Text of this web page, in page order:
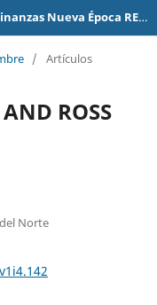
Revista Mexicana de Economía y Finanzas Nueva Época REMEF (The Mexican Journal of Economics and Finance)
/ Artículos
ROSS
Norte